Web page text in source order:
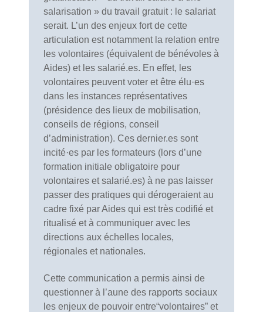
salarisation » du travail gratuit : le salariat
serait. L’un des enjeux fort de cette
articulation est notamment la relation entre
les volontaires (équivalent de bénévoles à
Aides) et les salarié.es. En effet, les
volontaires peuvent voter et être élu·es
dans les instances représentatives
(présidence des lieux de mobilisation,
conseils de régions, conseil
d’administration). Ces dernier.es sont
incité·es par les formateurs (lors d’une
formation initiale obligatoire pour
volontaires et salarié.es) à ne pas laisser
passer des pratiques qui dérogeraient au
cadre fixé par Aides qui est très codifié et
ritualisé et à communiquer avec les
directions aux échelles locales,
régionales et nationales.
Cette communication a permis ainsi de
questionner à l’aune des rapports sociaux
les enjeux de pouvoir entre“volontaires” et